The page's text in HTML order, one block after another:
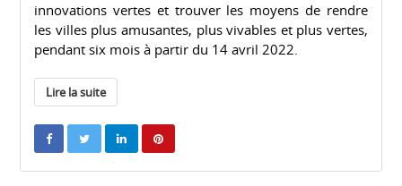
innovations vertes et trouver les moyens de rendre
les villes plus amusantes, plus vivables et plus vertes,
pendant six mois à partir du 14 avril 2022.
Lire la suite